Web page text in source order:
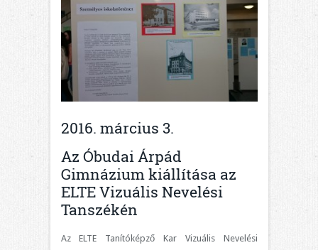
2016. március 3.
Az Óbudai Árpád
Gimnázium kiállítása az
ELTE Vizuális Nevelési
Tanszékén
Az ELTE Tanítóképző Kar Vizuális Nevelési